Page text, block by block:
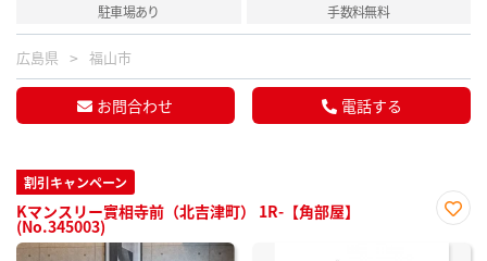
駐車場あり
手数料無料
広島県 福山市
お問合わせ 電話する
割引キャンペーン
Kマンスリー實相寺前（北吉津町） 1R-【角部屋】
(No.345003)
に入